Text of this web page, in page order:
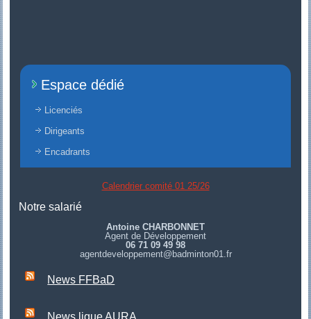
Espace dédié
Licenciés
Dirigeants
Encadrants
Calendrier comité 01 25/26
Notre salarié
Antoine CHARBONNET
Agent de Développement
06 71 09 49 98
agentdeveloppement@badminton01.fr
News FFBaD
News ligue AURA